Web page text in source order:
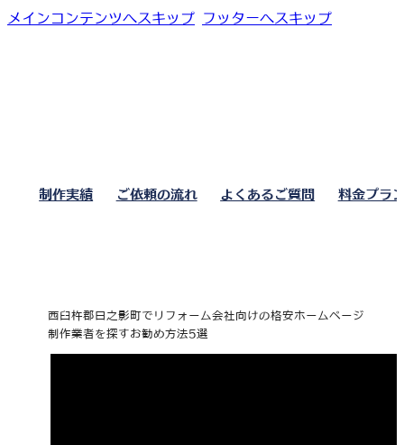
メインコンテンツへスキップ フッターへスキップ
制作実績 ご依頼の流れ よくあるご質問 料金プラ
西臼杵郡日之影町でリフォーム会社向けの格安ホームページ
制作業者を探すお勧め方法5選